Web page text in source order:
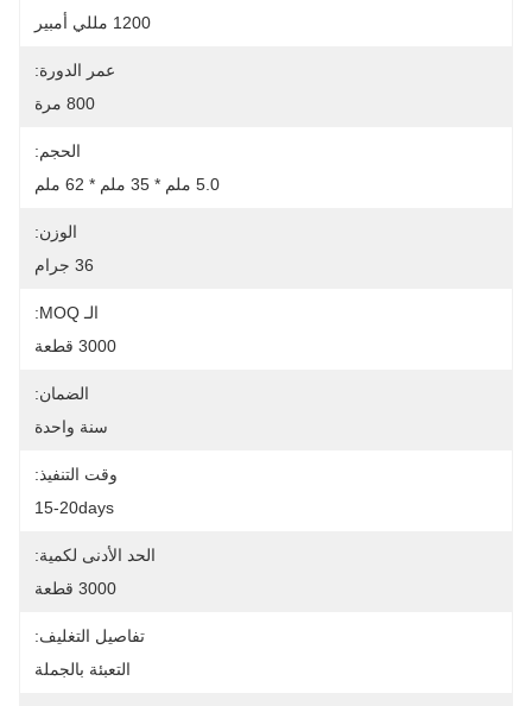
1200 مللي أمبير
عمر الدورة:
800 مرة
الحجم:
5.0 ملم * 35 ملم * 62 ملم
الوزن:
36 جرام
الـ MOQ:
3000 قطعة
الضمان:
سنة واحدة
وقت التنفيذ:
15-20days
الحد الأدنى لكمية:
3000 قطعة
تفاصيل التغليف:
التعبئة بالجملة